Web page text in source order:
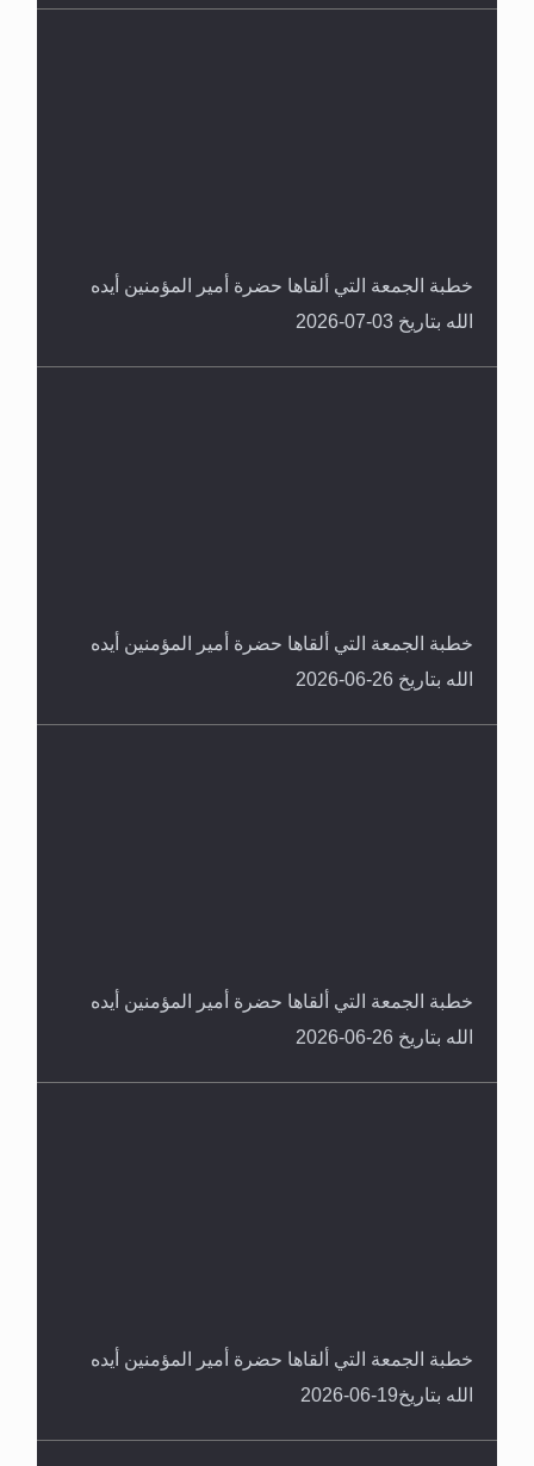
خطبة الجمعة التي ألقاها حضرة أمير المؤمنين أيده
الله بتاريخ 03-07-2026
خطبة الجمعة التي ألقاها حضرة أمير المؤمنين أيده
الله بتاريخ 26-06-2026
خطبة الجمعة التي ألقاها حضرة أمير المؤمنين أيده
الله بتاريخ 26-06-2026
خطبة الجمعة التي ألقاها حضرة أمير المؤمنين أيده
الله بتاريخ19-06-2026